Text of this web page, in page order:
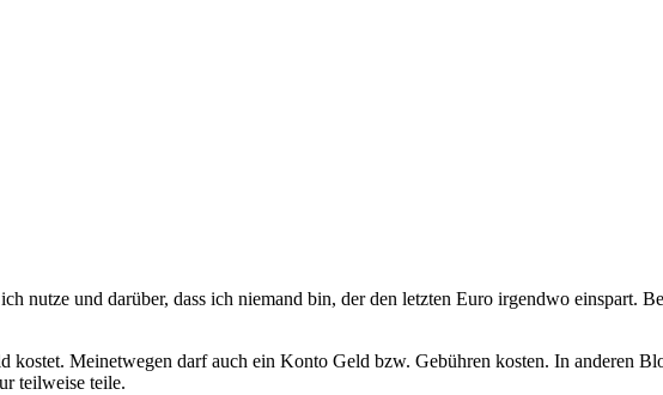
nutze und darüber, dass ich niemand bin, der den letzten Euro irgendwo einspart.
kostet. Meinetwegen darf auch ein Konto Geld bzw. Gebühren kosten. In anderen
teilweise teile.